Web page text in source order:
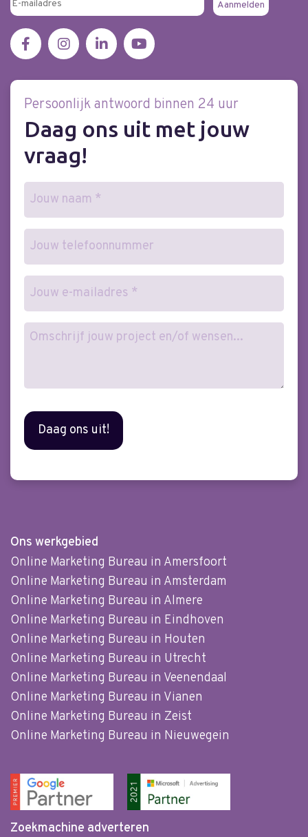
Persoonlijk antwoord binnen 24 uur
Daag ons uit met jouw
vraag!
Naam
(Vereist)
Telefoonnummer
mailadres
(Vereist)
Wensen
Ons werkgebied
Online Marketing Bureau in Amersfoort
Online Marketing Bureau in Amsterdam
Online Marketing Bureau in Almere
Online Marketing Bureau in Eindhoven
Online Marketing Bureau in Houten
Online Marketing Bureau in Utrecht
Online Marketing Bureau in Veenendaal
Online Marketing Bureau in Vianen
Online Marketing Bureau in Zeist
Online Marketing Bureau in Nieuwegein
Zoekmachine adverteren